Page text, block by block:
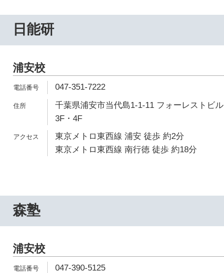
日能研
浦安校
047-351-7222
千葉県浦安市当代島1-1-11 フォーレストビル
3F・4F
東京メトロ東西線 浦安 徒歩 約2分
東京メトロ東西線 南行徳 徒歩 約18分
森塾
浦安校
047-390-5125